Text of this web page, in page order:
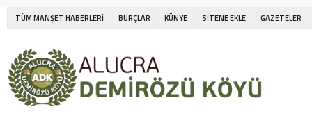
TÜM MANŞET HABERLERİ BURÇLAR KÜNYE SİTENE EKLE GAZETELER